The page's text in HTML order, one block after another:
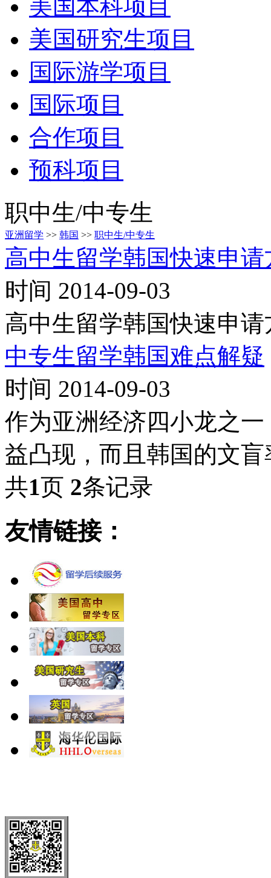
美国本科项目
美国研究生项目
国际游学项目
国际项目
合作项目
预科项目
职中生/中专生
亚洲留学 >> 韩国 >> 职中生/中专生
高中生留学韩国快速申请
时间 2014-09-03
高中生留学韩国快速申请
中专生留学韩国难点解疑
时间 2014-09-03
作为亚洲经济四小龙之
益凸现，而且韩国的文
共1页 2条记录
友情链接：